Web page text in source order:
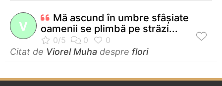
V
Mă ascund în umbre sfâşiate
oamenii se plimbă pe străzi...
Citat de Viorel Muha despre flori